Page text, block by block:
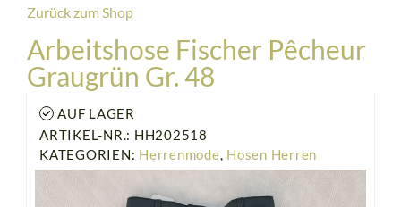
Zurück zum Shop
Arbeitshose Fischer Pêcheur
Graugrün Gr. 48
AUF LAGER
ARTIKEL-NR.: HH202518
KATEGORIEN: Herrenmode, Hosen Herren